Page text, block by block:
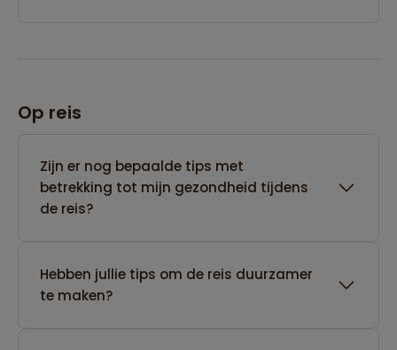
Op reis
Zijn er nog bepaalde tips met
betrekking tot mijn gezondheid tijdens
de reis?
Hebben jullie tips om de reis duurzamer
te maken?